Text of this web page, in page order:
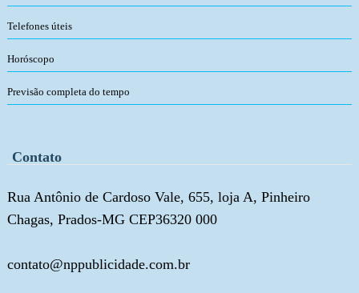
Telefones úteis
Horóscopo
Previsão completa do tempo
Contato
Rua Antônio de Cardoso Vale, 655, loja A, Pinheiro
Chagas, Prados-MG CEP36320 000
contato@nppublicidade.com.br